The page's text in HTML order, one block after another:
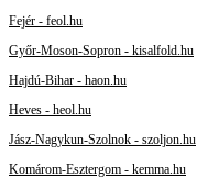
Fejér - feol.hu
Győr-Moson-Sopron - kisalfold.hu
Hajdú-Bihar - haon.hu
Heves - heol.hu
Jász-Nagykun-Szolnok - szoljon.hu
Komárom-Esztergom - kemma.hu